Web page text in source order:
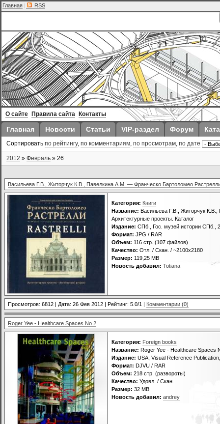
Главная | RSS
О сайте Правила сайта Контакты
Главная Новости Статьи VIP-раздел Форум
Сортировать по рейтингу, по комментариям, по просмотрам, по дате
2012 » Февраль » 26
Васильева Г.В., Житорчук К.В., Павелкина А.М. — Франческо Бартоломео
Категория: Книги
Название: Васильева Г.В., Житорчук
Архитектурные проекты. Каталог
Издание: СПб., Гос. музей истории СПб.,
Формат: JPG / RAR
Объем: 116 стр. (107 файлов)
Качество: Отл. / Скан. / ~2100х2180
Размер: 119,25 МB
Новость добавил: Totiana
Просмотров: 6812 | Дата: 26 Фев 2012 | Рейтинг: 5.0/1 | Комментарии (0)
Roger Yee - Healthcare Spaces No.2
Категория: Foreign books
Название: Roger Yee - Healthcare Spaces
Издание: USA, Visual Reference
Формат: DJVU / RAR
Объем: 218 стр. (развороты)
Качество: Удовл. / Скан.
Размер: 32 MB
Новость добавил: andrey